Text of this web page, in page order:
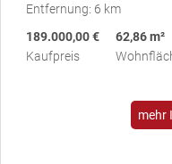
Entfernung: 6 km
189.000,00 €
Kaufpreis
62,86 m²
mehr